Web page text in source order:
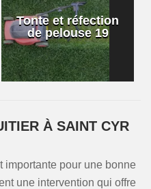
Tonte et réfection
de pelouse 19
À SAINT CYR
importante pour une bonne
une intervention qui offre